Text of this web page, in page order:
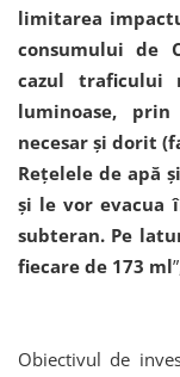
limitarea
consumului de
cazul traficului
luminoase,
necesar și dorit
Rețelele de apă
și le vor evacua
subteran. Pe
fiecare de 173 ml
Obiectivul de